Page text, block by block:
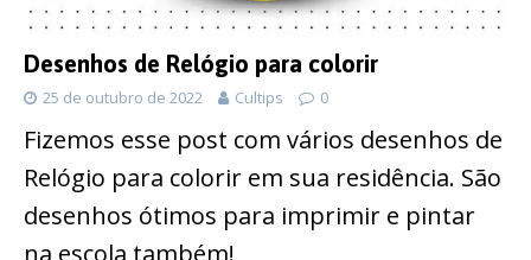
Desenhos de Relógio para colorir
25 de outubro de 2022 Cultips 0
Fizemos esse post com vários desenhos de
Relógio para colorir em sua residência. São
desenhos ótimos para imprimir e pintar